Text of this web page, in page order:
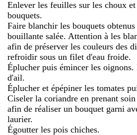
Enlever les feuilles sur les choux
bouquets.
Faire blanchir les bouquets obtenus
bouillante salée. Attention à les
afin de préserver les couleurs des
refroidir sous un filet d'eau froide.
Éplucher puis émincer les oignons.
d'ail.
Éplucher et épépiner les tomates
Ciseler la coriandre en prenant
afin de réaliser un bouquet garni
laurier.
Égoutter les pois chiches.